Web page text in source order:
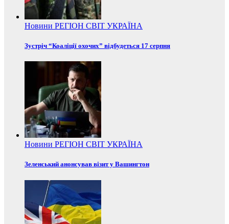
Новини РЕГІОН СВІТ УКРАЇНА
Зустріч “Коаліції охочих” відбудеться 17 серпня
Новини РЕГІОН СВІТ УКРАЇНА
Зеленський анонсував візит у Вашингтон